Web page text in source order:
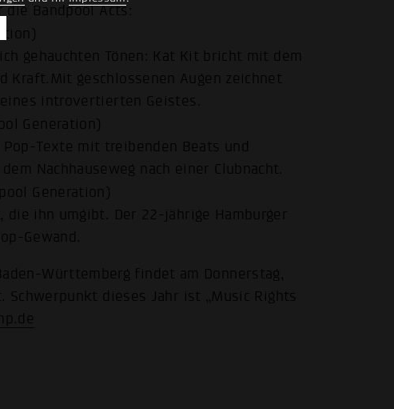
Bandpool Acts:
gehauchten Tönen: Kat Kit bricht mit dem
Kraft.Mit geschlossenen Augen zeichnet
introvertierten Geistes.
Generation)
Texte mit treibenden Beats und
Nachhauseweg nach einer Clubnacht.
Generation)
ihn umgibt. Der 22-jährige Hamburger
Gewand.
Württemberg findet am Donnerstag,
dieses Jahr ist „Music Rights